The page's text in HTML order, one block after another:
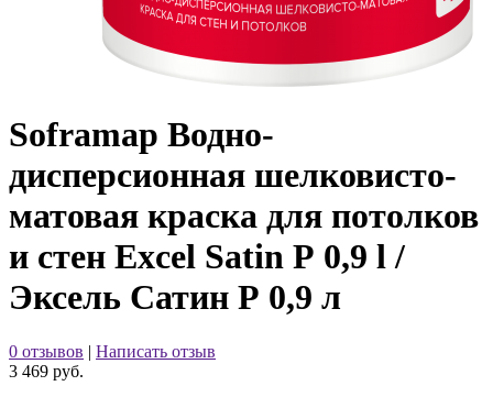
Soframap Водно-
дисперсионная шелковисто-
матовая краска для потолков
и стен Excel Satin Р 0,9 l /
Эксель Сатин Р 0,9 л
0 отзывов | Написать отзыв
3 469 руб.